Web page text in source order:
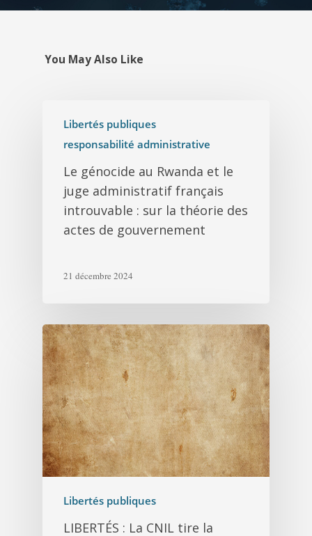
You May Also Like
Libertés publiques
responsabilité administrative
Le génocide au Rwanda et le
juge administratif français
introuvable : sur la théorie des
actes de gouvernement
21 décembre 2024
Libertés publiques
LIBERTÉS : La CNIL tire la